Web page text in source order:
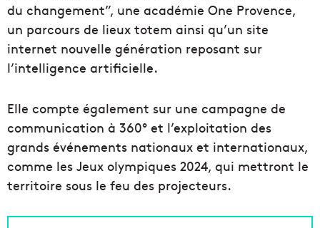
du changement”, une académie One Provence,
un parcours de lieux totem ainsi qu’un site
internet nouvelle génération reposant sur
l’intelligence artificielle.
Elle compte également sur une campagne de
communication à 360° et l’exploitation des
grands événements nationaux et internationaux,
comme les Jeux olympiques 2024, qui mettront le
territoire sous le feu des projecteurs.